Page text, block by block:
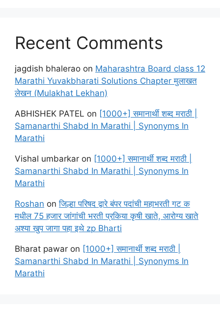
Recent Comments
jagdish bhalerao on Maharashtra Board class 12
Marathi Yuvakbharati Solutions Chapter मुलाखत
लेखन (Mulakhat Lekhan)
ABHISHEK PATEL on [1000+] समानार्थी शब्द मराठी |
Samanarthi Shabd In Marathi | Synonyms In
Marathi
Vishal umbarkar on [1000+] समानार्थी शब्द मराठी |
Samanarthi Shabd In Marathi | Synonyms In
Marathi
Roshan onजिल्हा परिषद द्वारे बंपर पदांची महाभरती गट क
मधील 75 हजार जांगांची भरती प्रकिया कृषी खाते, आरोग्य खाते
अश्या खुप जागा पहा इथे zp Bharti
Bharat pawar on [1000+] समानार्थी शब्द मराठी |
Samanarthi Shabd In Marathi | Synonyms In
Marathi